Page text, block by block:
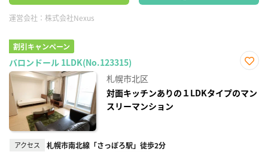
運営会社： 株式会社Nexus
割引キャンペーン
バロンドール 1LDK(No.123315)
り登
録
札幌市北区
対面キッチンありの１LDKタイプのマン
スリーマンション
アクセス 札幌市南北線「さっぽろ駅」徒歩2分